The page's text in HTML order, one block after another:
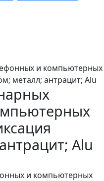
и компьютерных
металл; антрацит; Alu
Alu
и компьютерных